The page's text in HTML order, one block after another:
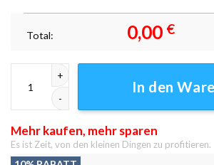
Total: 0,00 €
In den
Mehr kaufen, mehr sparen
Es ist Zeit, von den kleinen Dingen zu profitieren.